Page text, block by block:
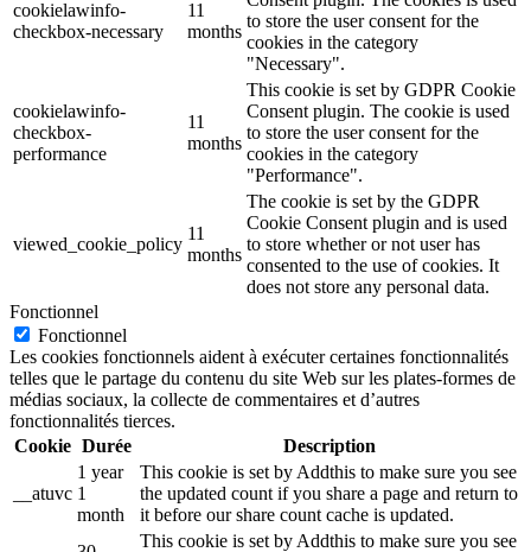
cookielawinfo-
checkbox-necessary
11
months
to store the user consent for the
cookies in the category
"Necessary".
cookielawinfo-
checkbox-
performance
11
months
This cookie is set by GDPR Cookie
Consent plugin. The cookie is used
to store the user consent for the
cookies in the category
"Performance".
viewed_cookie_policy
11
months
The cookie is set by the GDPR
Cookie Consent plugin and is used
to store whether or not user has
consented to the use of cookies. It
does not store any personal data.
Fonctionnel
Fonctionnel
Les cookies fonctionnels aident à exécuter certaines fonctionnalités
telles que le partage du contenu du site Web sur les plates-formes de
médias sociaux, la collecte de commentaires et d’autres
fonctionnalités tierces.
Cookie Durée Description
__atuvc
1 year
1
month
This cookie is set by Addthis to make sure you see
the updated count if you share a page and return to
it before our share count cache is updated.
This cookie is set by Addthis to make sure you see